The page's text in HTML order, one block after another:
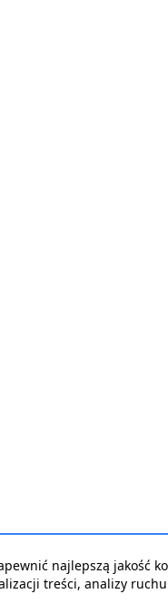
najlepszą jakość
treści, analizy